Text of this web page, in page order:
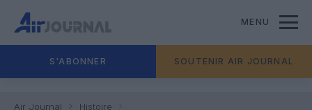
MENU
S'ABONNER SOUTENIR AIR JOURNAL
Air Journal
Histoire